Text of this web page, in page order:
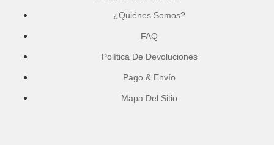
¿Quiénes Somos?
FAQ
Política De Devoluciones
Pago & Envío
Mapa Del Sitio